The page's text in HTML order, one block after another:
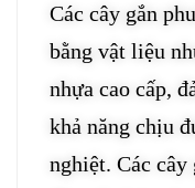
Các cây gắn
bằng vật liệu
nhựa cao cấp,
khả năng chịu
nghiệt. Các cây